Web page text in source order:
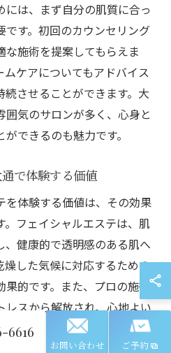
は、まず自分の肌質に合っ
です。初回のカウンセリング
施術を提案してもらえま
ケアについてもアドバイス
させることができます。大
気のサロンが多く、心身と
できるのも魅力です。
で体験する価値
を体験する価値は、その効果
。フェイシャルエステは、肌
健康的で透明感のある肌へ
燥した気候に対応するための
的です。また、プロの施術
レスから解放され、心地よい
す。
6616
お問い合わせ ご予約